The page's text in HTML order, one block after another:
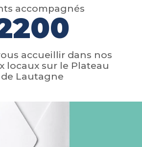
accompagnés
accueillir dans nos
locaux sur le Plateau
de Lautagne